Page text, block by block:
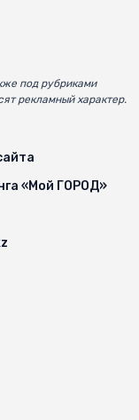
под рубриками
рекламный характер.
«Мой ГОРОД»